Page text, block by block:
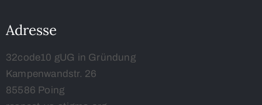
Adresse
32code10 gUG in Gründung
Kampenwandstr. 26
85586 Poing